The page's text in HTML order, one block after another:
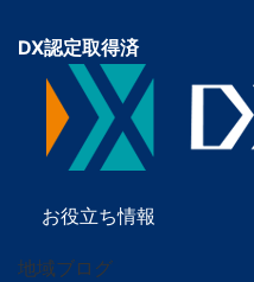
DX認定取得済
お役立ち情報
地域ブログ